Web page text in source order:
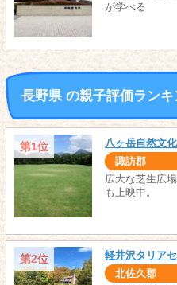
が学べる
長野県 の親子評価ランキ
第1位 八ヶ岳自然文
諏訪郡
広大な芝生広
も上映中。
第2位 軽井沢タリア
北佐久郡